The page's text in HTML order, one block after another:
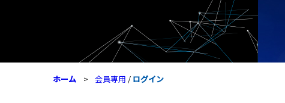
ホーム 会員専用 / ログイン